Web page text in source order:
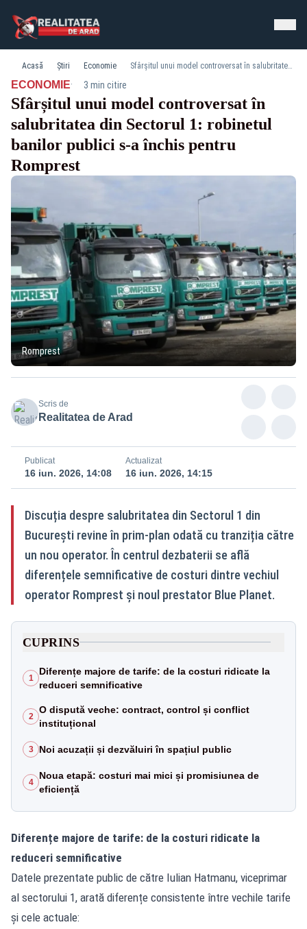
Acasă Știri Economie Sfârșitul unui model controversat în salubritatea din Sectorul 1: robinetul banilor publici s-a închis pentru Romprest
ECONOMIE· 3 min citire
Sfârșitul unui model controversat în
salubritatea din Sectorul 1: robinetul
banilor publici s-a închis pentru
Romprest
Romprest
Scris de
Realitatea de Arad
Publicat
16 iun. 2026, 14:08
Actualizat
16 iun. 2026, 14:15
Discuția despre salubritatea din Sectorul 1 din
București revine în prim-plan odată cu tranziția către
un nou operator. În centrul dezbaterii se află
diferențele semnificative de costuri dintre vechiul
operator Romprest și noul prestator Blue Planet.
CUPRINS
1
Diferențe majore de tarife: de la costuri ridicate la
reduceri semnificative
2
O dispută veche: contract, control și conflict
instituțional
3 Noi acuzații și dezvăluiri în spațiul public
4
Noua etapă: costuri mai mici și promisiunea de
eficiență
Diferențe majore de tarife: de la costuri ridicate la
reduceri semnificative
Datele prezentate public de către Iulian Hatmanu, viceprimar
al sectorului 1, arată diferențe consistente între vechile tarife
și cele actuale: